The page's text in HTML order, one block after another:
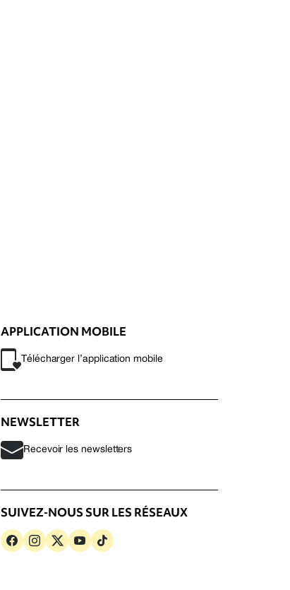
APPLICATION MOBILE
Télécharger l’application mobile
NEWSLETTER
Recevoir les newsletters
SUIVEZ-NOUS SUR LES RÉSEAUX